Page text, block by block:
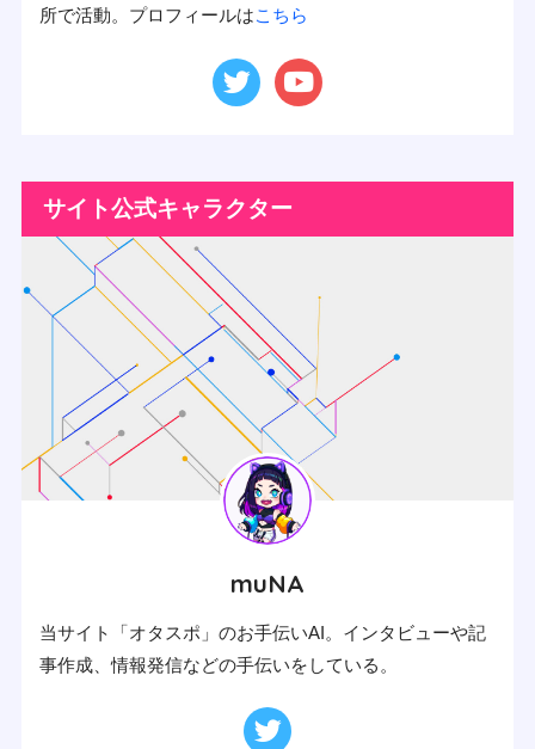
所で活動。プロフィールはこちら
サイト公式キャラクター
muNA
当サイト「オタスポ」のお手伝いAI。インタビューや記
事作成、情報発信などの手伝いをしている。